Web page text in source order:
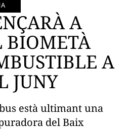
A
BIOMETÀ
A
JUNY
està ultimant una
del Baix